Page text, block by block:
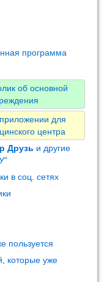
программа
об основной
для
центра
Друзь и другие
в соц. сетях
пользуется
которые уже